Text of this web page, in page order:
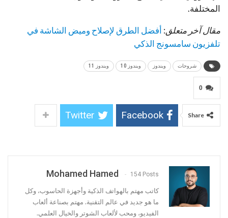
المختلفة.
مقال آخر متعلق: أفضل الطرق لإصلاح وميض الشاشة في
تلفزيون سامسونج الذكي
شروحات ويندوز ويندوز 10 ويندوز 11
0
Share
Facebook
Twitter
Mohamed Hamed 154 Posts
كاتب مهتم بالهواتف الذكية وأجهزة الحاسوب، وكل
ما هو جديد في عالم التقنية. مهتم بصناعة ألعاب
الفيديو، ومحب لألعاب الشوتر والخيال العلمي.